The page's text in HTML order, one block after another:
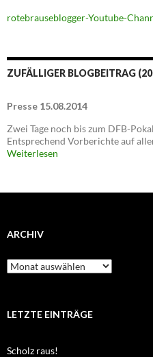
rotebrauseblogger-Youtube-
ZUFÄLLIGER BLOGBEITRAG
Presse 15.08.2014
Zwei Tage noch bis zum DFB-
Entsprechend Vorberichte auf
Weiterlesen
ARCHIV
Archiv
LETZTE EINTRÄGE
Scholz raus!